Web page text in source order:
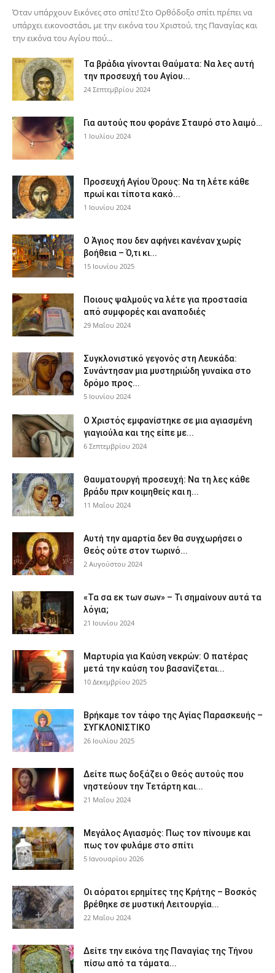
Όταν υπάρχουν Εικόνες στο σπίτι! Στο Ορθόδοξο σπίτι πρέπει να
υπάρχει εικονοστάσι, με την εικόνα του Χριστού, της Παν­αγίας και
την εικόνα του Αγίου πού...
Τα βράδια γίνονται Θαύματα: Να λες αυτή
την προσευχή του Αγίου...
24 Σεπτεμβρίου 2024
Για αυτούς που φοράνε Σταυρό στο λαιμό…
1 Ιουλίου 2024
Προσευχή Αγίου Όρους: Να τη λέτε κάθε
πρωί και τίποτα κακό...
1 Ιουνίου 2024
Ο Άγιος που δεν αφήνει κανέναν χωρίς
βοήθεια – Ό,τι κι...
15 Ιουνίου 2025
Ποιους ψαλμούς να λέτε για προστασία
από συμφορές και αναποδιές
29 Μαΐου 2024
Συγκλονιστικό γεγονός στη Λευκάδα:
Συνάντησαν μια μυστηριώδη γυναίκα στο
δρόμο προς...
5 Ιουνίου 2024
Ο Χριστός εμφανίστηκε σε μια αγιασμένη
γιαγιούλα και της είπε με...
6 Σεπτεμβρίου 2024
Θαυματουργή προσευχή: Να τη λες κάθε
βράδυ πριν κοιμηθείς και η...
11 Μαΐου 2024
Αυτή την αμαρτία δεν θα συγχωρήσει ο
Θεός ούτε στον τωρινό...
2 Αυγούστου 2024
«Τα σα εκ των σων» – Τι σημαίνουν αυτά τα
λόγια;
21 Ιουνίου 2024
Μαρτυρία για Καύση νεκρών: Ο πατέρας
μετά την καύση του βασανίζεται...
10 Δεκεμβρίου 2025
Βρήκαμε τον τάφο της Αγίας Παρασκευής –
ΣΥΓΚΛΟΝΙΣΤΙΚΟ
26 Ιουλίου 2025
Δείτε πως δοξάζει ο Θεός αυτούς που
νηστεύουν την Τετάρτη και...
21 Μαΐου 2024
Μεγάλος Αγιασμός: Πως τον πίνουμε και
πως τον φυλάμε στο σπίτι
5 Ιανουαρίου 2026
Οι αόρατοι ερημίτες της Κρήτης – Βοσκός
βρέθηκε σε μυστική Λειτουργία...
22 Μαΐου 2024
Δείτε την εικόνα της Παναγίας της Τήνου
πίσω από τα τάματα...